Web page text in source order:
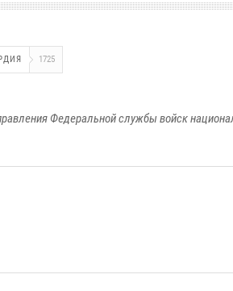
1725
Федеральной службы войск